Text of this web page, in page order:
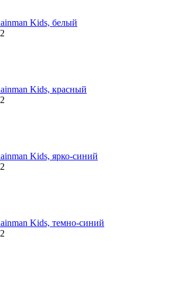
Kids, белый
Kids, красный
Kids, ярко-синий
Kids, темно-синий